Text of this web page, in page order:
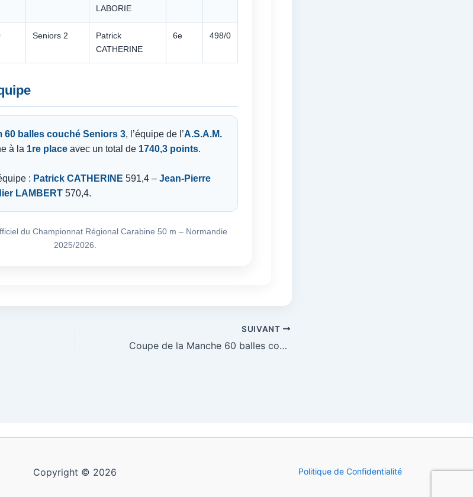
LABORIE
Seniors 2
Patrick
CATHERINE
6e 498/0
60 balles couché Seniors 3, l’équipe de l’A.S.A.M.
à la 1re place avec un total de 1740,3 points.
: Patrick CATHERINE 591,4 – Jean-Pierre
LAMBERT 570,4.
du Championnat Régional Carabine 50 m – Normandie
2025/2026.
SUIVANT
Coupe de la Manche 60 balles couchées 26 et 27 juin 2026
Copyright © 2026 Politique de Confidentialité